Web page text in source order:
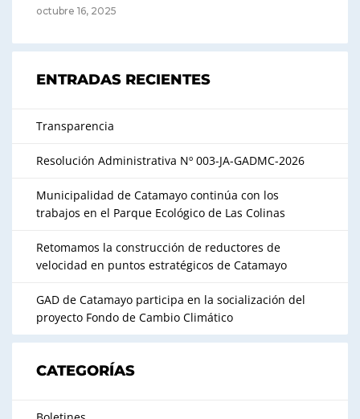
octubre 16, 2025
ENTRADAS RECIENTES
Transparencia
Resolución Administrativa Nº 003-JA-GADMC-2026
Municipalidad de Catamayo continúa con los
trabajos en el Parque Ecológico de Las Colinas
Retomamos la construcción de reductores de
velocidad en puntos estratégicos de Catamayo
GAD de Catamayo participa en la socialización del
proyecto Fondo de Cambio Climático
CATEGORÍAS